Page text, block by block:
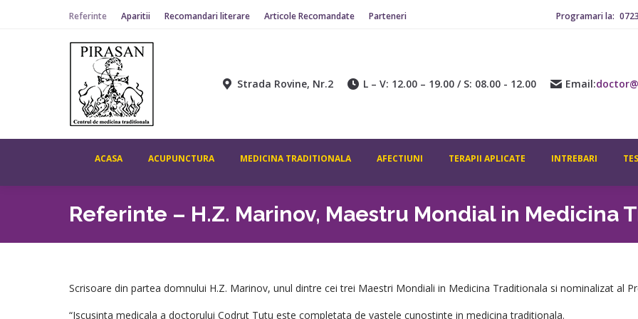
Referinte Aparitii Recomandari literare Articole Recomandate Parteneri Programari la:
Strada Rovine, Nr.2 L – V: 12.00 – 19.00 / S: 08.00 - 12.00 Email:
ACASA ACUPUNCTURA MEDICINA TRADITIONALA AFECTIUNI TERAPII APLICATE INTREBARI
Referinte – H.Z. Marinov, Maestru Mondial in Medicina
Scrisoare din partea domnului H.Z. Marinov, unul dintre cei trei Maestri Mondiali in Medicina Traditionala si nominalizat al
“Iscusinta medicala a doctorului Codrut Tutu este completata de vastele cunostinte in medicina traditionala.
ACASA ACUPUNCTURA MEDICINA TRADITIONALA AFECTIUNI INTREBARI